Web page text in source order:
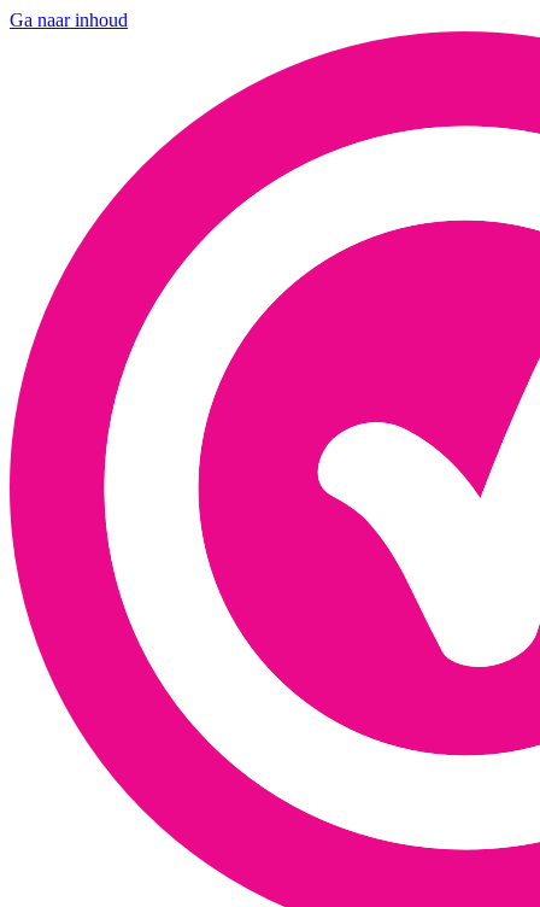
Ga naar inhoud